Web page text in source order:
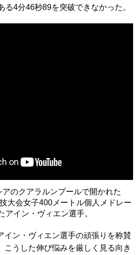
る4分46秒89を突破できなかった。
のクアラルンプールで開かれた
大会女子400メートル個人メドレー
アイン・ヴィエン選手。
イン・ヴィエン選手の頑張りを称賛
こうした伸び悩みを厳しく見る向き